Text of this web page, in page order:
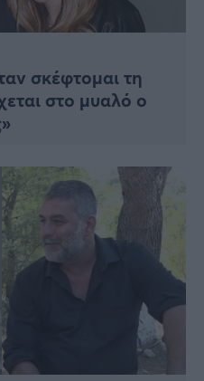
σκέφτομαι τη
στο μυαλό ο